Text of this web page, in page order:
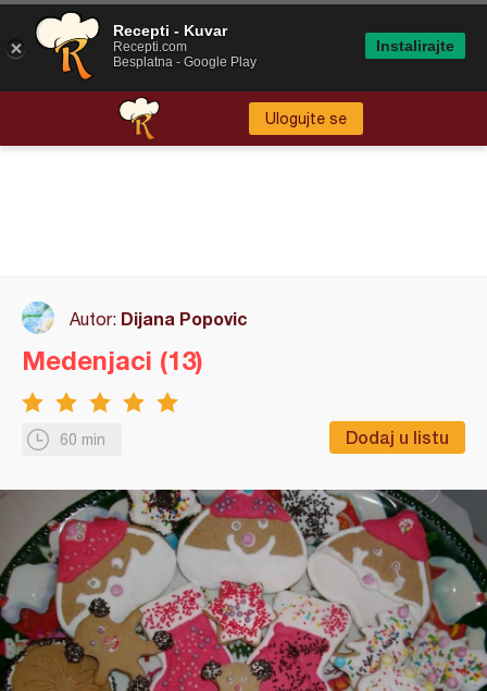
Ulogujte se
Autor: Dijana Popovic
60 min Dodaj u listu
Medenjaci (13)
Recepti - Kuvar
Recepti.com
Besplatna - Google Play
Instalirajte